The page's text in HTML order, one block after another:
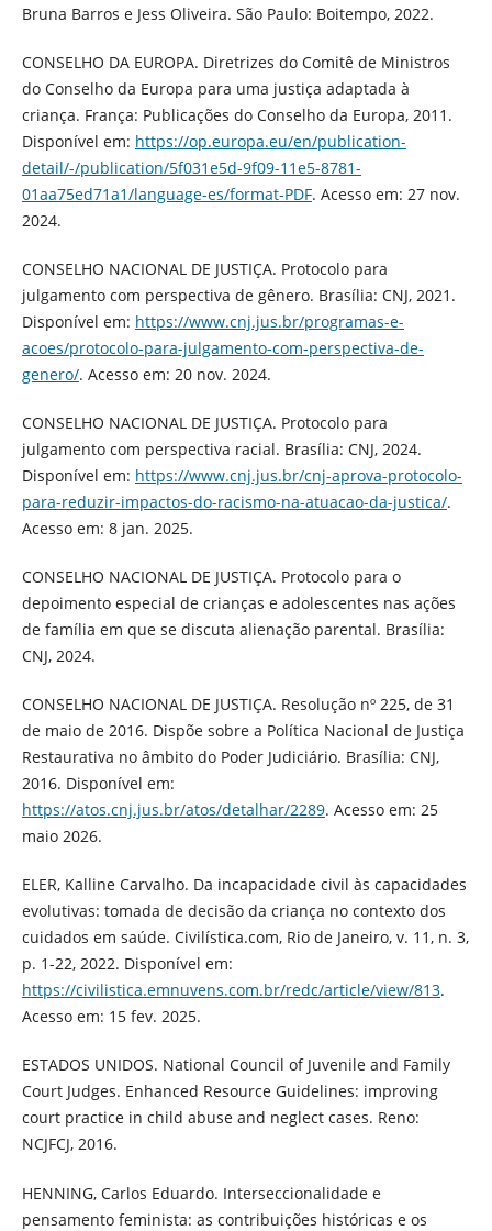
Bruna Barros e Jess Oliveira. São Paulo: Boitempo, 2022.
CONSELHO DA EUROPA. Diretrizes do Comitê de Ministros
do Conselho da Europa para uma justiça adaptada à
criança. França: Publicações do Conselho da Europa, 2011.
Disponível em: https://op.europa.eu/en/publication-
detail/-/publication/5f031e5d-9f09-11e5-8781-
01aa75ed71a1/language-es/format-PDF. Acesso em: 27 nov.
2024.
CONSELHO NACIONAL DE JUSTIÇA. Protocolo para
julgamento com perspectiva de gênero. Brasília: CNJ, 2021.
Disponível em: https://www.cnj.jus.br/programas-e-
acoes/protocolo-para-julgamento-com-perspectiva-de-
genero/. Acesso em: 20 nov. 2024.
CONSELHO NACIONAL DE JUSTIÇA. Protocolo para
julgamento com perspectiva racial. Brasília: CNJ, 2024.
Disponível em: https://www.cnj.jus.br/cnj-aprova-protocolo-
para-reduzir-impactos-do-racismo-na-atuacao-da-justica/.
Acesso em: 8 jan. 2025.
CONSELHO NACIONAL DE JUSTIÇA. Protocolo para o
depoimento especial de crianças e adolescentes nas ações
de família em que se discuta alienação parental. Brasília:
CNJ, 2024.
CONSELHO NACIONAL DE JUSTIÇA. Resolução nº 225, de 31
de maio de 2016. Dispõe sobre a Política Nacional de Justiça
Restaurativa no âmbito do Poder Judiciário. Brasília: CNJ,
2016. Disponível em:
https://atos.cnj.jus.br/atos/detalhar/2289. Acesso em: 25
maio 2026.
ELER, Kalline Carvalho. Da incapacidade civil às capacidades
evolutivas: tomada de decisão da criança no contexto dos
cuidados em saúde. Civilística.com, Rio de Janeiro, v. 11, n. 3,
p. 1-22, 2022. Disponível em:
https://civilistica.emnuvens.com.br/redc/article/view/813.
Acesso em: 15 fev. 2025.
ESTADOS UNIDOS. National Council of Juvenile and Family
Court Judges. Enhanced Resource Guidelines: improving
court practice in child abuse and neglect cases. Reno:
NCJFCJ, 2016.
HENNING, Carlos Eduardo. Interseccionalidade e
pensamento feminista: as contribuições históricas e os